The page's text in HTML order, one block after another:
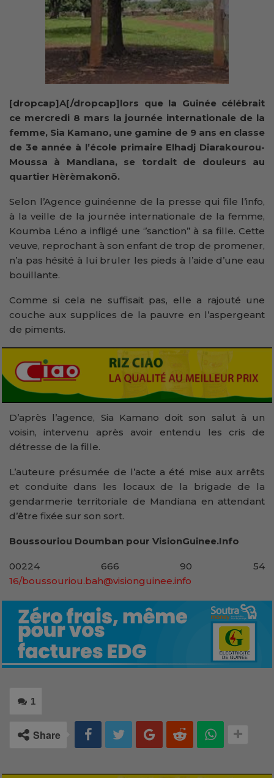
[dropcap]A[/dropcap]lors que la Guinée célébrait
ce mercredi 8 mars la journée internationale de la
femme, Sia Kamano, une gamine de 9 ans en classe
de 3e année à l’école primaire Elhadj Diarakourou-
Moussa à Mandiana, se tordait de douleurs au
quartier Hèrèmakonö.
Selon l’Agence guinéenne de la presse qui file l’info,
à la veille de la journée internationale de la femme,
Koumba Léno a infligé une ‘’sanction’’ à sa fille. Cette
veuve, reprochant à son enfant de trop de promener,
n’a pas hésité à lui bruler les pieds à l’aide d’une eau
bouillante.
Comme si cela ne suffisait pas, elle a rajouté une
couche aux supplices de la pauvre en l’aspergeant
de piments.
D’après l’agence, Sia Kamano doit son salut à un
voisin, intervenu après avoir entendu les cris de
détresse de la fille.
L’auteure présumée de l’acte a été mise aux arrêts
et conduite dans les locaux de la brigade de la
gendarmerie territoriale de Mandiana en attendant
d’être fixée sur son sort.
Boussouriou Doumban pour VisionGuinee.Info
00224 666 90 54
16/boussouriou.bah@visionguinee.info
1
Share